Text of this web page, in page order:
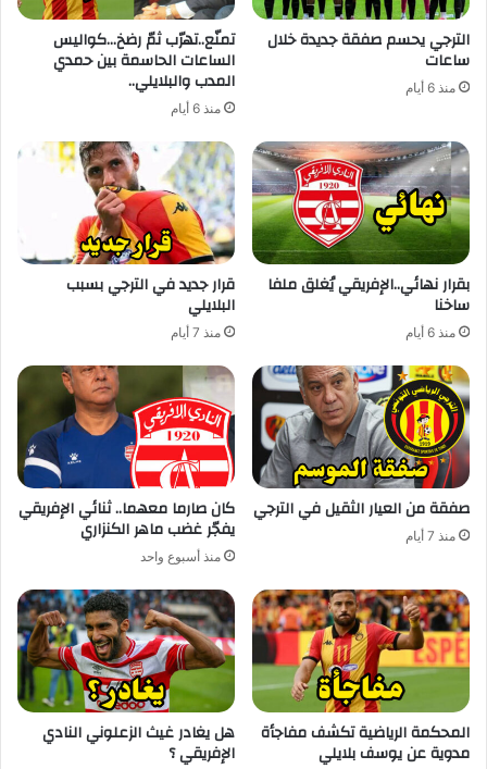
الترجي يحسم صفقة جديدة خلال
ساعات
منذ 6 أيام
تمنّع..تهرّب ثمّ رضخ…كواليس
الساعات الحاسمة بين حمدي
المدب والبلايلي..
منذ 6 أيام
بقرار نهائي..الإفريقي يُغلق ملفا
ساخنا
منذ 6 أيام
قرار جديد في الترجي بسبب
البلايلي
منذ 7 أيام
صفقة من العيار الثقيل في الترجي
منذ 7 أيام
كان صارما معهما.. ثنائي الإفريقي
يفجّر غضب ماهر الكنزاري
منذ أسبوع واحد
المحكمة الرياضية تكشف مفاجأة
مدوية عن يوسف بلايلي
هل يغادر غيث الزعلوني النادي
الإفريقي ؟